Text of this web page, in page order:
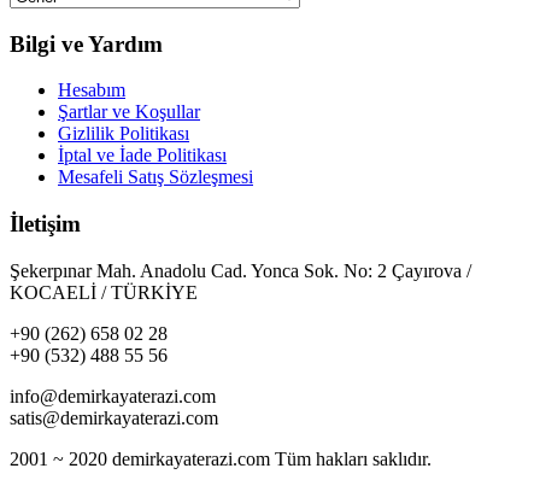
Bilgi ve Yardım
Hesabım
Şartlar ve Koşullar
Gizlilik Politikası
İptal ve İade Politikası
Mesafeli Satış Sözleşmesi
İletişim
Şekerpınar Mah. Anadolu Cad. Yonca Sok. No: 2 Çayırova /
KOCAELİ / TÜRKİYE
+90 (262) 658 02 28
+90 (532) 488 55 56
info@demirkayaterazi.com
satis@demirkayaterazi.com
2001 ~ 2020 demirkayaterazi.com Tüm hakları saklıdır.